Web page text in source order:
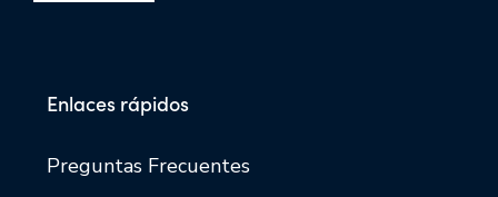
Enlaces rápidos
Preguntas Frecuentes